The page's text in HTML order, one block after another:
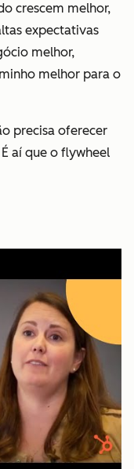
crescem melhor,
expectativas
melhor,
melhor para o
precisa oferecer
aí que o flywheel